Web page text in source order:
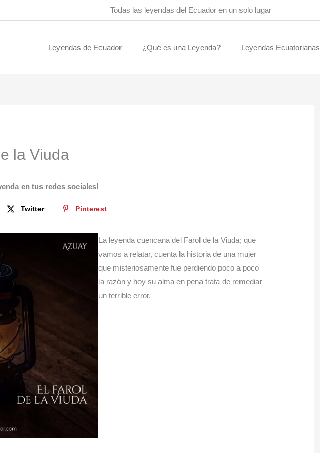
Todas las leyendas del Ecuador en un solo lugar
Leyendas de Ecuador ¿Qué es una Leyenda? Leyendas Ecuatorianas
la Viuda
en tus redes sociales!
Twitter Pinterest
La leyenda cuencana del Farol de la Viuda; que
vamos a relatar, cuenta la historia de una mujer
que misteriosamente fue perdiendo poco a poco
la razón y hoy su alma en pena trata de remediar
un terrible error.